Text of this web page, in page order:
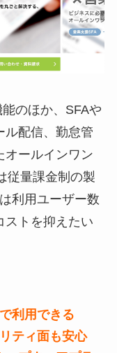
のほか、SFAや
ル配信、勤怠管
オールインワン
従量課金制の製
利用ユーザー数
ストを抑えたい
利用できる
ティ面も安心